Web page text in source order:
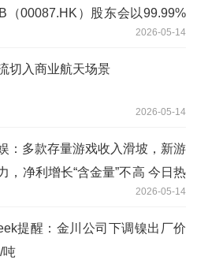
（00087.HK）股东会以99.99%
2026-05-14
切入商业航天场景
2026-05-14
：多款存量游戏收入滑坡，新游
，净利增长“含金量”不高 今日热
2026-05-14
提醒：金川公司下调镍出厂价
吨